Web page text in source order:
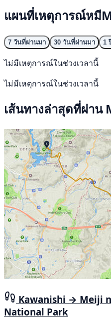
แผนที่เหตุการณ์หมี
7 วันที่ผ่านมา 30 วันที่ผ่านมา 1
ไม่มีเหตุการณ์ในช่วงเวลานี้
ไม่มีเหตุการณ์ในช่วงเวลานี้
เส้นทางล่าสุดที่ผ่าน
Kawanishi → Meiji
National Park